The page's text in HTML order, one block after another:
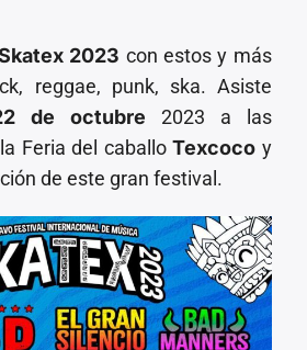
2023 con estos y más
reggae, punk, ska. Asiste
de octubre 2023 a las
Feria del caballoTexcoco y
de este gran festival.